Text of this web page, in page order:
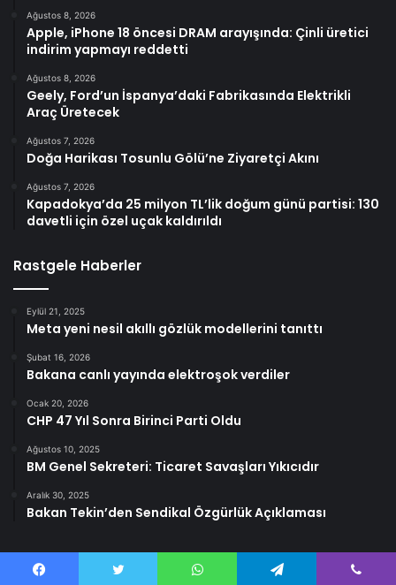
Ağustos 8, 2026
Apple, iPhone 18 öncesi DRAM arayışında: Çinli üretici
indirim yapmayı reddetti
Ağustos 8, 2026
Geely, Ford’un İspanya’daki Fabrikasında Elektrikli
Araç Üretecek
Ağustos 7, 2026
Doğa Harikası Tosunlu Gölü’ne Ziyaretçi Akını
Ağustos 7, 2026
Kapadokya’da 25 milyon TL’lik doğum günü partisi: 130
davetli için özel uçak kaldırıldı
Rastgele Haberler
Eylül 21, 2025
Meta yeni nesil akıllı gözlük modellerini tanıttı
Şubat 16, 2026
Bakana canlı yayında elektroşok verdiler
Ocak 20, 2026
CHP 47 Yıl Sonra Birinci Parti Oldu
Ağustos 10, 2025
BM Genel Sekreteri: Ticaret Savaşları Yıkıcıdır
Aralık 30, 2025
Bakan Tekin’den Sendikal Özgürlük Açıklaması